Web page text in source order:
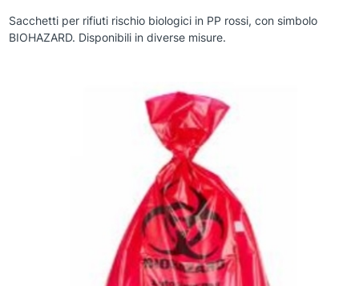
Sacchetti per rifiuti rischio biologici in PP rossi, con simbolo
BIOHAZARD. Disponibili in diverse misure.